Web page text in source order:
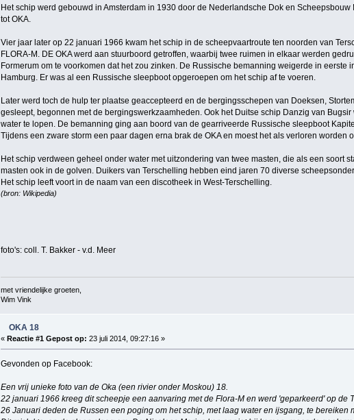
Het schip werd gebouwd in Amsterdam in 1930 door de Nederlandsche Dok en
tot OKA.
Vier jaar later op 22 januari 1966 kwam het schip in de scheepvaartroute ten noorden van
FLORA-M. DE OKA werd aan stuurboord getroffen, waarbij twee ruimen in elkaar werden
Formerum om te voorkomen dat het zou zinken. De Russische bemanning weigerde in
Hamburg. Er was al een Russische sleepboot opgeroepen om het schip af te voeren.
Later werd toch de hulp ter plaatse geaccepteerd en de bergingsschepen van Doeksen,
gesleept, begonnen met de bergingswerkzaamheden. Ook het Duitse schip Danzig van
water te lopen. De bemanning ging aan boord van de gearriveerde Russische sleepboot
Tijdens een zware storm een paar dagen erna brak de OKA en moest het als verloren worden
Het schip verdween geheel onder water met uitzondering van twee masten, die als een soort
masten ook in de golven. Duikers van Terschelling hebben eind jaren 70 diverse
Het schip leeft voort in de naam van een discotheek in West-Terschelling.
(bron: Wikipedia)
foto's: coll. T. Bakker - v.d. Meer
met vriendelijke groeten,
Wim Vink
OKA 18
« Reactie #1 Gepost op: 23 juli 2014, 09:27:16 »
Gevonden op Facebook:
Een vrij unieke foto van de Oka (een rivier onder Moskou) 18.
22 januari 1966 kreeg dit scheepje een aanvaring met de Flora-M en werd 'geparkeerd' op de
26 Januari deden de Russen een poging om het schip, met laag water en ijsgang, te bereiken